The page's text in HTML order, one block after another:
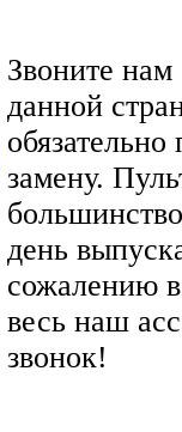
Звоните нам
данной
замену.
день
сожалению
весь наш
звонок!